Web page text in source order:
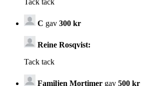
Tack tack
C gav 300 kr
Reine Rosqvist:
Tack tack
Familjen Mortimer gav 500 kr